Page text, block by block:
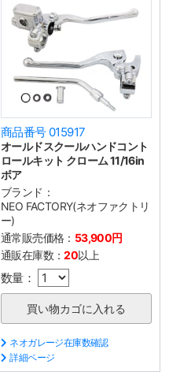
商品番号 015917
オールドスクールハンドコント
ロールキット クローム 11/16in
ボア
ブランド：
NEO FACTORY(ネオファクトリ
ー)
通常販売価格： 53,900円
通販在庫数：20以上
数量：
ネオガレージ在庫数確認
詳細ページ